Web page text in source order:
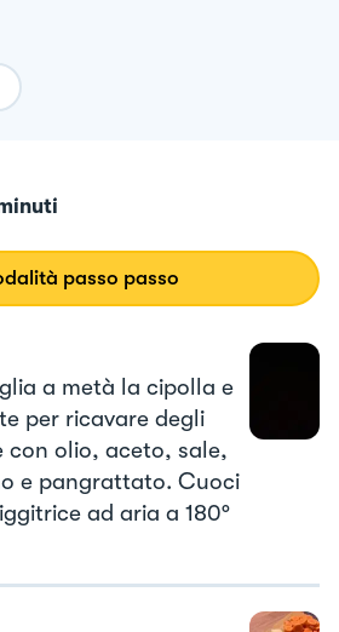
passo passo
a metà la cipolla e
per ricavare degli
con olio, aceto, sale,
e pangrattato. Cuoci
ad aria a 180°